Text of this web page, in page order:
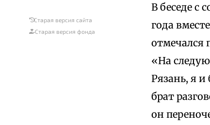
Старая версия сайта
Старая версия фонда
В беседе с
года
отмечался
«На
Рязань, я
брат
он